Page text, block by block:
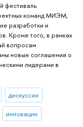
фестиваль
команд МИЭМ,
разработки и
Кроме того, в рамках
вопросам
новые соглашения о
лидерами в
дискуссии
инновации